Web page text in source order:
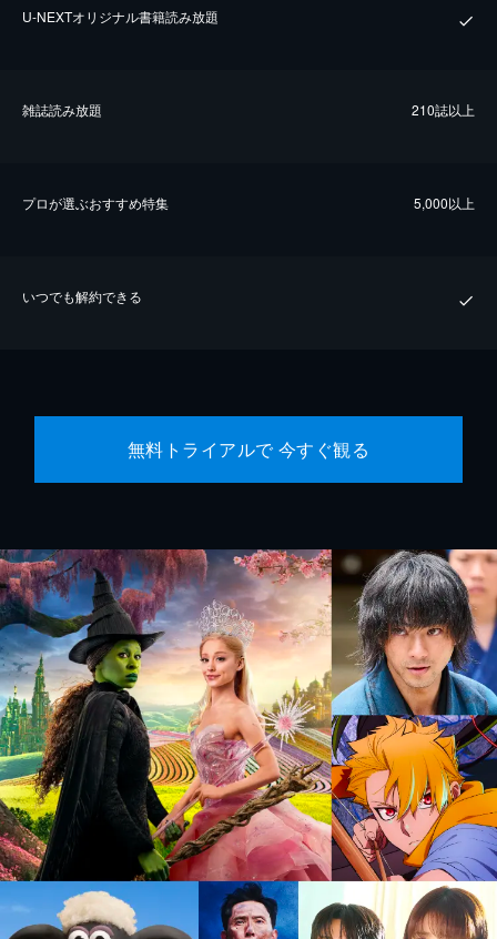
U-NEXTオリジナル書籍読み放題
雑誌読み放題 210誌以上
プロが選ぶおすすめ特集 5,000以上
いつでも解約できる
無料トライアルで 今すぐ観る